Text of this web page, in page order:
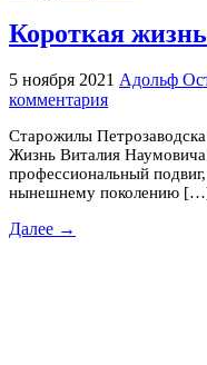
Короткая жизнь
5 ноября 2021 Адольф
комментария
Старожилы
Жизнь Виталия
профессиональный
нынешнему поколению
Далее →